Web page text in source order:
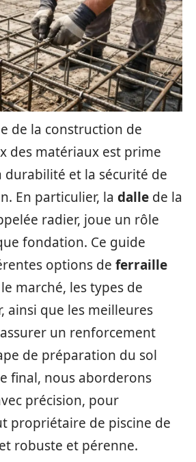
de la construction de
des matériaux est prime
et la sécurité de
En particulier, la dalle de la
radier, joue un rôle
fondation. Ce guide
options de ferraille
marché, les types de
ainsi que les meilleures
un renforcement
de préparation du sol
final, nous aborderons
précision, pour
propriétaire de piscine de
robuste et pérenne.